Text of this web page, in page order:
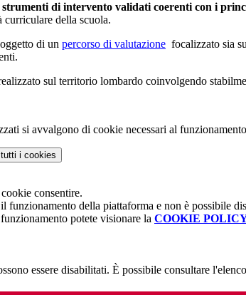
di intervento validati coerenti con i
curriculare della scuola.
di un percorso di valutazione focalizzato sia
sul territorio lombardo coinvolgendo
si avvalgono di cookie necessari al
i cookies
consentire.
funzionamento della piattaforma e non è possibile
potete visionare la COOKIE
essere disabilitati. È possibile consultare